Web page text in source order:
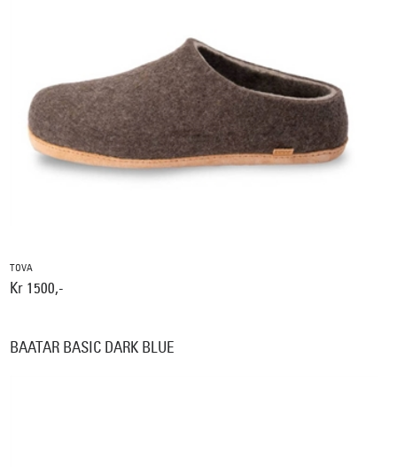
TOVA
Kr 1500,-
BAATAR BASIC DARK BLUE